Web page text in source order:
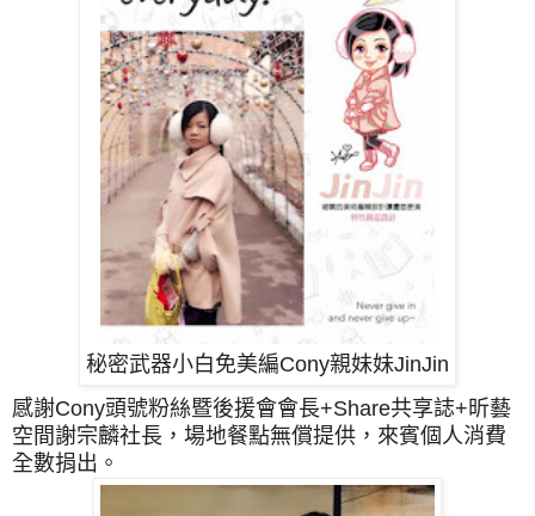
秘密武器小白免美編Cony親妹妹JinJin
感謝Cony頭號粉絲暨後援會會長+Share共享誌+昕藝
空間謝宗麟社長， 場地餐點無償提供，來賓個人消費
全數捐出。